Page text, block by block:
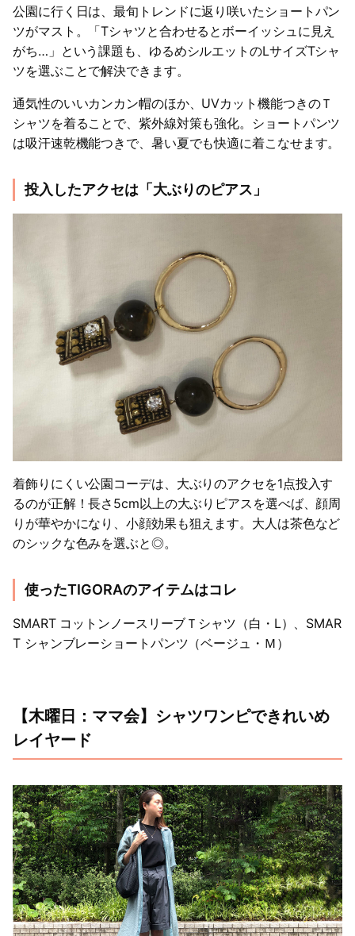
公園に行く日は、最旬トレンドに返り咲いたショートパン
ツがマスト。「Tシャツと合わせるとボーイッシュに見え
がち…」という課題も、ゆるめシルエットのLサイズTシャ
ツを選ぶことで解決できます。
通気性のいいカンカン帽のほか、UVカット機能つきのＴ
シャツを着ることで、紫外線対策も強化。ショートパンツ
は吸汗速乾機能つきで、暑い夏でも快適に着こなせます。
投入したアクセは「大ぶりのピアス」
着飾りにくい公園コーデは、大ぶりのアクセを1点投入す
るのが正解！長さ5cm以上の大ぶりピアスを選べば、顔周
りが華やかになり、小顔効果も狙えます。大人は茶色など
のシックな色みを選ぶと◎。
使ったTIGORAのアイテムはコレ
SMART コットンノースリーブＴシャツ（白・L）、SMAR
T シャンブレーショートパンツ（ベージュ・Ｍ）
【木曜日：ママ会】シャツワンピできれいめ
レイヤード